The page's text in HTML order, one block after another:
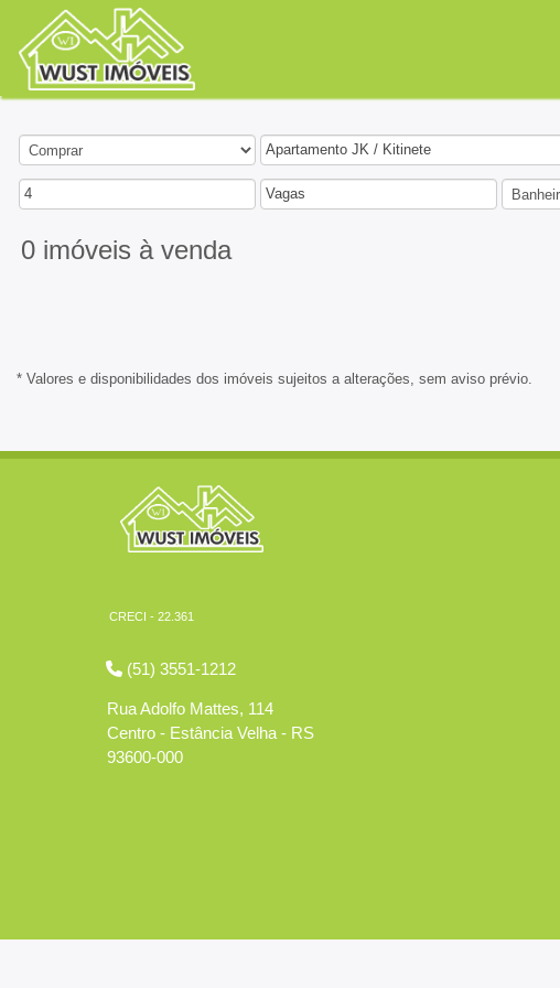
Apartamento JK / Kitinete
4 Vagas
0 imóveis à venda
* Valores e disponibilidades dos imóveis sujeitos a alterações, sem aviso prévio.
CRECI - 22.361
(51) 3551-1212
Rua Adolfo Mattes, 114
Centro - Estância Velha - RS
93600-000